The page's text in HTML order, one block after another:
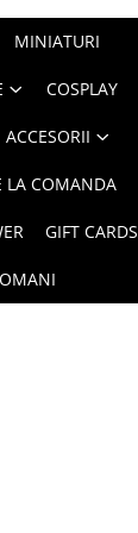
MINIATURI
COSPLAY
ACCESORII
LA COMANDA
GIFT CARDS